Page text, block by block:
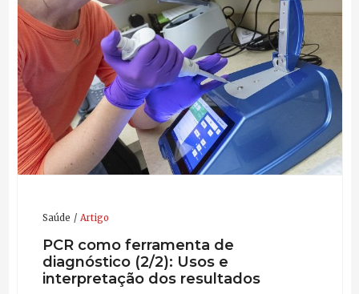
Saúde Artigo
PCR como ferramenta de
diagnóstico (2/2): Usos e
interpretação dos resultados